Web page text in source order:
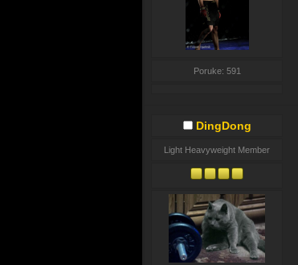
Poruke: 591
DingDong
Light Heavyweight Member